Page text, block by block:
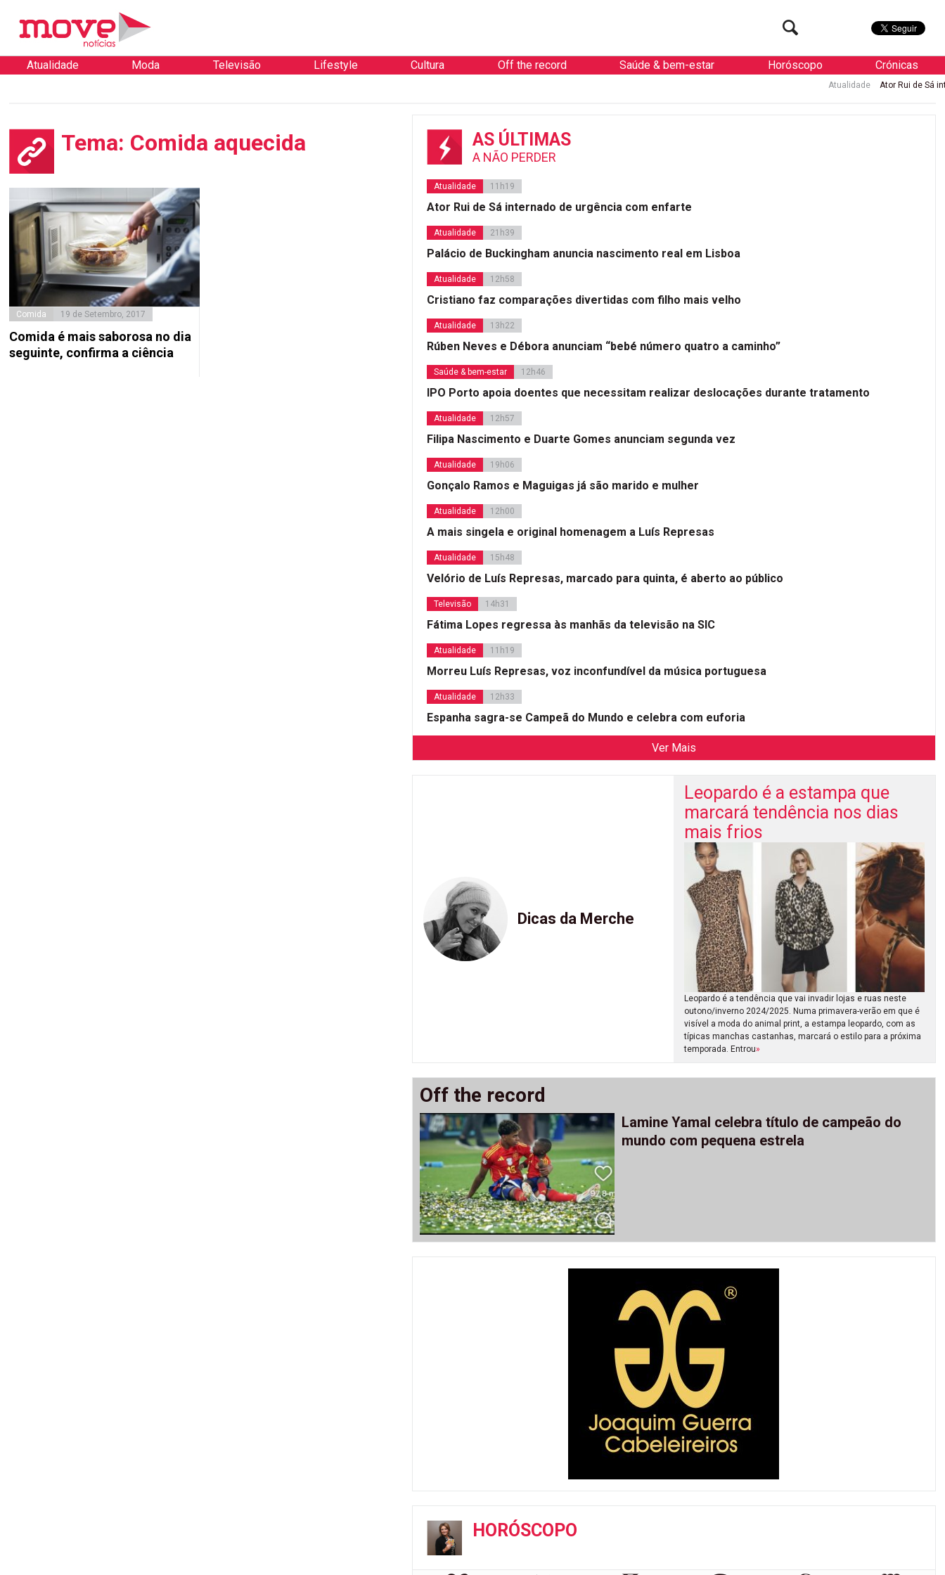
Atualidade Moda Televisão Lifestyle Cultura Off the record Saúde & bem-estar Horóscopo Crónicas
Atualidade Ator Rui de Sá
Tema: Comida aquecida
Comida 19 de Setembro, 2017
Comida é mais saborosa no dia
seguinte, confirma a ciência
AS ÚLTIMAS
A NÃO PERDER
Atualidade 11h19
Ator Rui de Sá internado de urgência com enfarte
Atualidade 21h39
Palácio de Buckingham anuncia nascimento real em Lisboa
Atualidade 12h58
Cristiano faz comparações divertidas com filho mais velho
Atualidade 13h22
Rúben Neves e Débora anunciam “bebé número quatro a caminho”
Saúde & bem-estar 12h46
IPO Porto apoia doentes que necessitam realizar deslocações durante tratamento
Atualidade 12h57
Filipa Nascimento e Duarte Gomes anunciam segunda vez
Atualidade 19h06
Gonçalo Ramos e Maguigas já são marido e mulher
Atualidade 12h00
A mais singela e original homenagem a Luís Represas
Atualidade 15h48
Velório de Luís Represas, marcado para quinta, é aberto ao público
Televisão 14h31
Fátima Lopes regressa às manhãs da televisão na SIC
Atualidade 11h19
Morreu Luís Represas, voz inconfundível da música portuguesa
Atualidade 12h33
Espanha sagra-se Campeã do Mundo e celebra com euforia
Ver Mais
Dicas da Merche
Leopardo é a estampa que
marcará tendência nos dias
mais frios
Leopardo é a tendência que vai invadir lojas e ruas neste
outono/inverno 2024/2025. Numa primavera-verão em que é
visível a moda do animal print, a estampa leopardo, com as
típicas manchas castanhas, marcará o estilo para a próxima
temporada. Entrou»
Off the record
Lamine Yamal celebra título de campeão do
mundo com pequena estrela
HORÓSCOPO